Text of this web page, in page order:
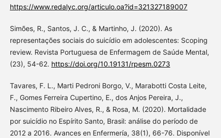
https://www.redalyc.org/articulo.oa?id=321327189007
Simões, R., Santos, J. C., & Martinho, J. (2020). As
representações sociais do suicídio em adolescentes: Scoping
review. Revista Portuguesa de Enfermagem de Saúde Mental,
(23), 54-62. https://doi.org/10.19131/rpesm.0273
Tavares, F. L., Marti Pedroni Borgo, V., Marabotti Costa Leite,
F., Gomes Ferreira Cupertino, E., dos Anjos Pereira, J.,
Nascimento Ribeiro Alves, R., & Rosa, M. (2020). Mortalidade
por suicídio no Espírito Santo, Brasil: análise do período de
2012 a 2016. Avances en Enfermería, 38(1), 66-76. Disponível